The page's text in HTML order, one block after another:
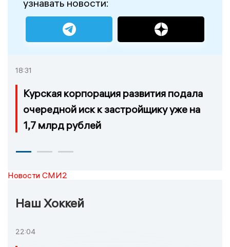
узнавать новости:
18:31
Курская корпорация развития подала
очередной иск к застройщику уже на
1,7 млрд рублей
Новости СМИ2
Наш Хоккей
22:04